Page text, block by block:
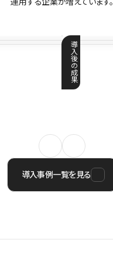
導
入
後
の
成
果
導入事例一覧を見る